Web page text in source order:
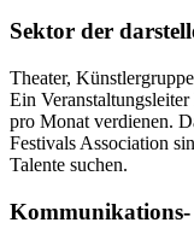
Sektor der
Theater,
Ein
pro Monat verdienen.
Festivals Association
Talente suchen.